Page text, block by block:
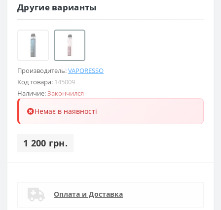
Другие варианты
Производитель:VAPORESSO
Код товара: 145009
Наличие:Закончился
Немає в наявності
1 200 грн.
Оплата и Доставка